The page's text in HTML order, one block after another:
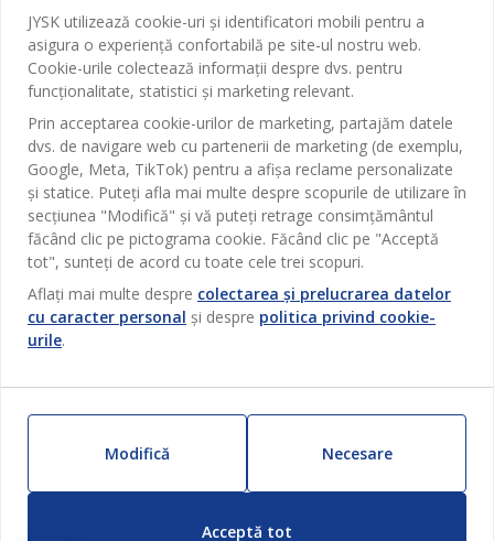
Baie
Birou
Sufragerie
Bucătărie
Depozitare
Perdele
Grădină
Pentru casă
Outlet
Produse noi
ZILNIC PREȚ MIC
Contact Relații Clienți
Magazine și program
Broșură
Termeni si conditii vânzări online
Garantia prețului
Garanția Produselor
Politica de confidentialitate
Card cadou
Livrare
Reclamații
JYSK
Despre JYSK
JYSK.com
Presă
Locuri de muncă
Inspirație
SEDIU CENTRAL
TAROL-DD S.R.L. str. Jubiliara, 41A mun. Chișinău, Republica
Moldova
JYSK BUSINESS TO BUSINESS
Vânzări și relații clienți persoane juridice
Telefon: 060 531 531
E-mail: jysk@jysk.md
JYSK RELAȚII CLIENȚI
Contact Relații Clienți
Telefon: 022 022 030
E-mail: support@jysk.md
Urmărește Jysk
JYSK utilizează cookie-uri și identificatori mobili pentru a
asigura o experiență confortabilă pe site-ul nostru web.
Cookie-urile colectează informații despre dvs. pentru
funcționalitate, statistici și marketing relevant.
Prin acceptarea cookie-urilor de marketing, partajăm datele
dvs. de navigare web cu partenerii de marketing (de exemplu,
Google, Meta, TikTok) pentru a afișa reclame personalizate
și statice. Puteți afla mai multe despre scopurile de utilizare în
secțiunea "Modifică" și vă puteți retrage consimțământul
făcând clic pe pictograma cookie. Făcând clic pe "Acceptă
tot", sunteți de acord cu toate cele trei scopuri.
Aflați mai multe despre colectarea și prelucrarea datelor
cu caracter personal și despre politica privind cookie-
urile.
Modifică Necesare
Acceptă tot